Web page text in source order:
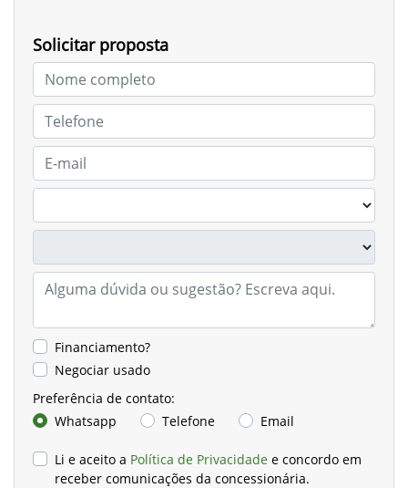
Solicitar proposta
Financiamento?
Negociar usado
Preferência de contato:
Whatsapp
Telefone Email
Li e aceito a Política de Privacidade e concordo em
receber comunicações da concessionária.